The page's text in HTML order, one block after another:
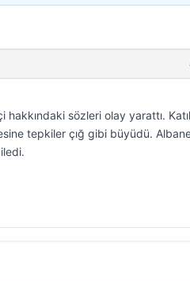
sözleri olay yarattı.
tepkiler çığ gibi büyüdü.